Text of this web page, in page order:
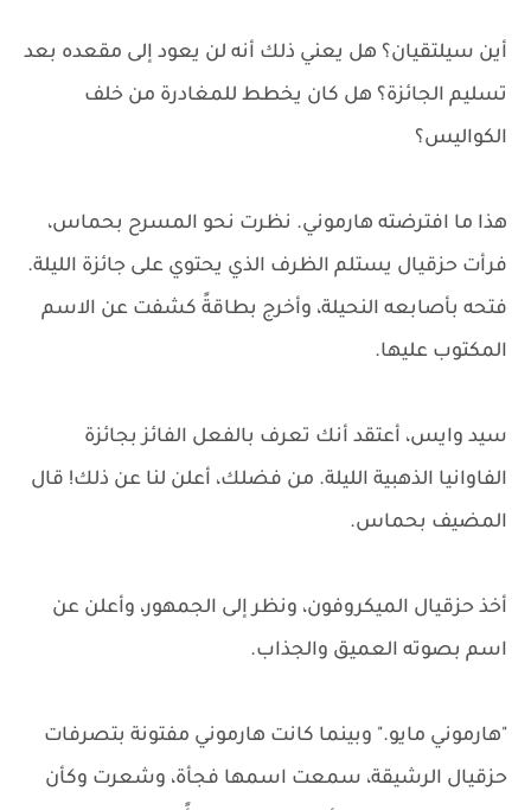
أين سيلتقيان؟ هل يعني ذلك أنه لن يعود إلى مقعده بعد
تسليم الجائزة؟ هل كان يخطط للمغادرة من خلف
الكواليس؟
هذا ما افترضته هارموني. نظرت نحو المسرح بحماس،
فرأت حزقيال يستلم الظرف الذي يحتوي على جائزة الليلة.
فتحه بأصابعه النحيلة، وأخرج بطاقةً كشفت عن الاسم
المكتوب عليها.
سيد وايس، أعتقد أنك تعرف بالفعل الفائز بجائزة
الفاوانيا الذهبية الليلة. من فضلك، أعلن لنا عن ذلك! قال
المضيف بحماس.
أخذ حزقيال الميكروفون، ونظر إلى الجمهور، وأعلن عن
اسم بصوته العميق والجذاب.
"هارموني مايو." وبينما كانت هارموني مفتونة بتصرفات
حزقيال الرشيقة، سمعت اسمها فجأة، وشعرت وكأن